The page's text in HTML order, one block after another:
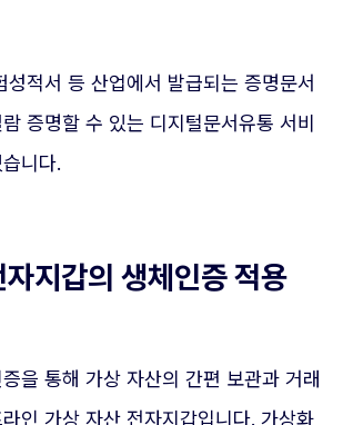
성적서 등 산업에서 발급되는 증명문서
증명할 수 있는 디지털문서유통 서비
니다.
지갑의 생체인증 적용
을 통해 가상 자산의 간편 보관과 거래
인 가상 자산 전자지갑입니다. 가상화